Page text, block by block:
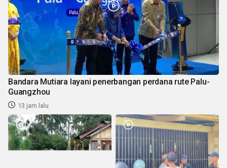
Bandara Mutiara layani penerbangan perdana rute Palu-
Guangzhou
13 jam lalu